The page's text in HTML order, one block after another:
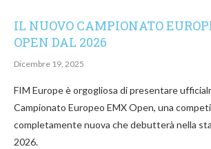
IL NUOVO CAMPIONATO
OPEN DAL 2026
Dicembre 19, 2025
FIM Europe è orgogliosa di presentare
Campionato Europeo EMX Open, una
completamente nuova che debutterà nella
2026.